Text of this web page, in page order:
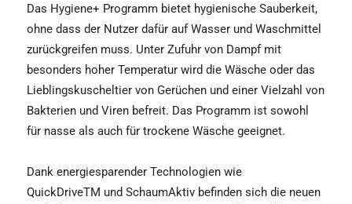
Das Hygiene+ Programm bietet hygienische Sauberkeit,
ohne dass der Nutzer dafür auf Wasser und Waschmittel
zurückgreifen muss. Unter Zufuhr von Dampf mit
besonders hoher Temperatur wird die Wäsche oder das
Lieblingskuscheltier von Gerüchen und einer Vielzahl von
Bakterien und Viren befreit. Das Programm ist sowohl
für nasse als auch für trockene Wäsche geeignet.
Dank energiesparender Technologien wie
QuickDriveTM und SchaumAktiv befinden sich die neuen